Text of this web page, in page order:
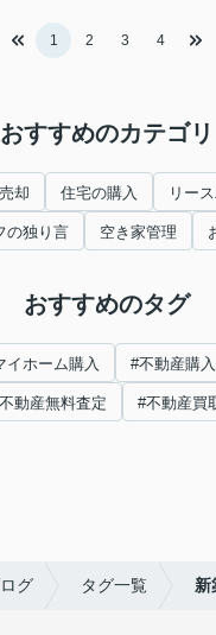
1 2 3 4
おすすめのカテゴリ
却 住宅の購入 リー
の独り言 空き家管理
おすすめのタグ
イホーム購入 #不動産購入
動産無料査定 #不動産買
グ タグ一覧 新